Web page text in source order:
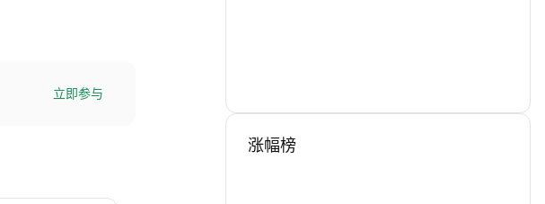
立即参与
涨幅榜